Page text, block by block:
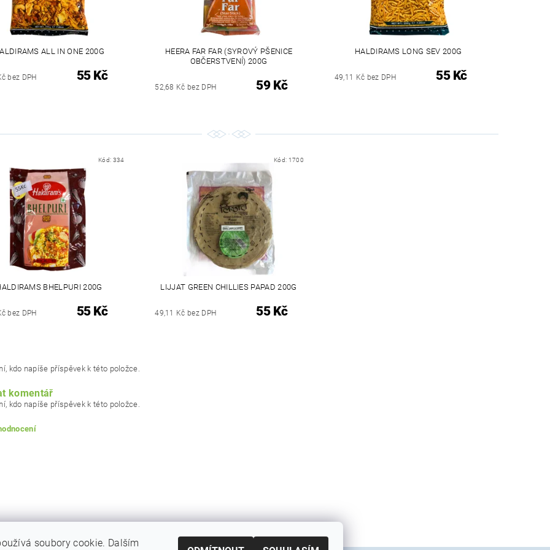
ALL IN ONE 200G
bez DPH 55 Kč
HEERA FAR FAR (SYROVÝ PŠENICE
OBČERSTVENÍ) 200G
52,68 Kč bez DPH 59 Kč
HALDIRAMS LONG SEV 200G
49,11 Kč bez DPH 55 Kč
Kód: 334
BHELPURI 200G
bez DPH 55 Kč
Kód: 1700
LIJJAT GREEN CHILLIES PAPAD 200G
49,11 Kč bez DPH 55 Kč
kdo napíše příspěvek k této položce.
komentář
kdo napíše příspěvek k této položce.
soubory cookie. Dalším